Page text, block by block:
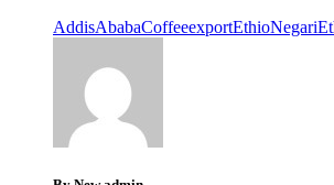
AddisAbabaCoffeeexportEthioNegari